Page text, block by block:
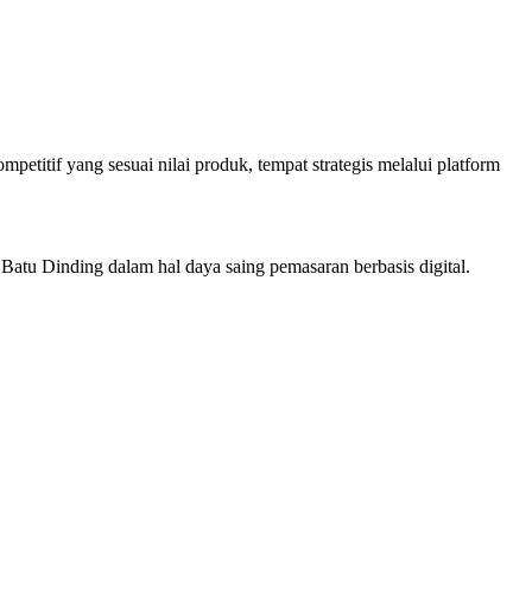
yang sesuai nilai produk, tempat strategis melalui platform
Dinding dalam hal daya saing pemasaran berbasis digital.